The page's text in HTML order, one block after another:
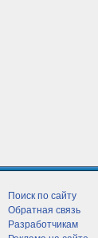
Поиск по сайту
Обратная связь
Разработчикам